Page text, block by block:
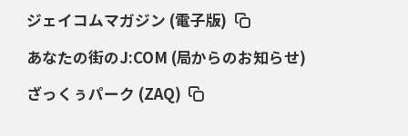
2026年3月5日(木)更新
ジェイコムマガジン (電子版)
あなたの街のJ:COM (局からのお知らせ)
ざっくぅパーク (ZAQ)